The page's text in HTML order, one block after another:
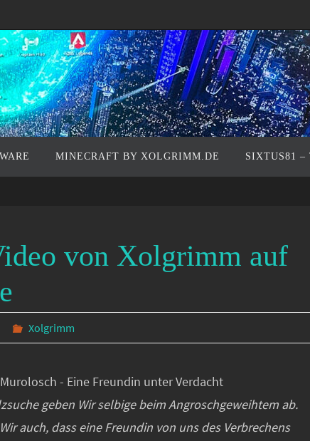
MINECRAFT BY XOLGRIMM.DE SIXTUS81 –
von Xolgrimm auf
Xolgrimm
- Eine Freundin unter Verdacht
geben Wir selbige beim Angroschgeweihtem ab.
auch, dass eine Freundin von uns des Verbrechens